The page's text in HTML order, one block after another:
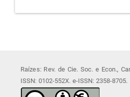
Raízes: Rev. de Cie. Soc. e Econ.,
ISSN: 0102-552X. e-ISSN: 2358-8705.